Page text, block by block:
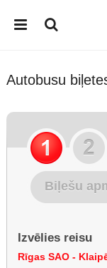
Autobusu
Biļešu
Izvēlies reisu
Rīgas SAO -